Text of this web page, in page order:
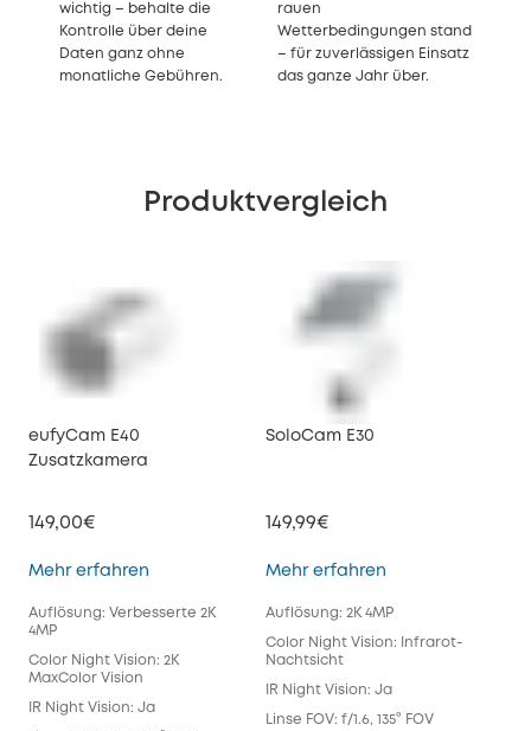
wichtig – behalte die
Kontrolle über deine
Daten ganz ohne
monatliche Gebühren.
rauen
Wetterbedingungen stand
– für zuverlässigen Einsatz
das ganze Jahr über.
Produktvergleich
eufyCam E40
Zusatzkamera
149,00€
Mehr erfahren eufyCam E40 Zusatzkamera
Auflösung: Verbesserte 2K
4MP
Color Night Vision: 2K
MaxColor Vision
IR Night Vision: Ja
SoloCam E30
149,99€
Mehr erfahren
Auflösung: 2K 4MP
Color Night Vision: Infrarot-
Nachtsicht
IR Night Vision: Ja
Linse FOV: f/1.6, 135° FOV